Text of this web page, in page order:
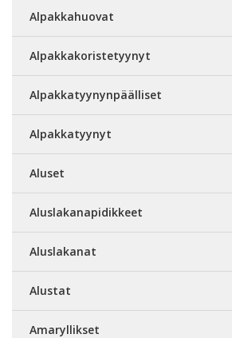
Alpakkahuovat
Alpakkakoristetyynyt
Alpakkatyynynpäälliset
Alpakkatyynyt
Aluset
Aluslakanapidikkeet
Aluslakanat
Alustat
Amaryllikset